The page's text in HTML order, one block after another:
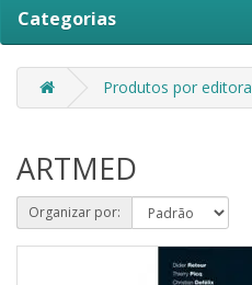
Categorias
Produtos por editora
ARTMED
Organizar por: